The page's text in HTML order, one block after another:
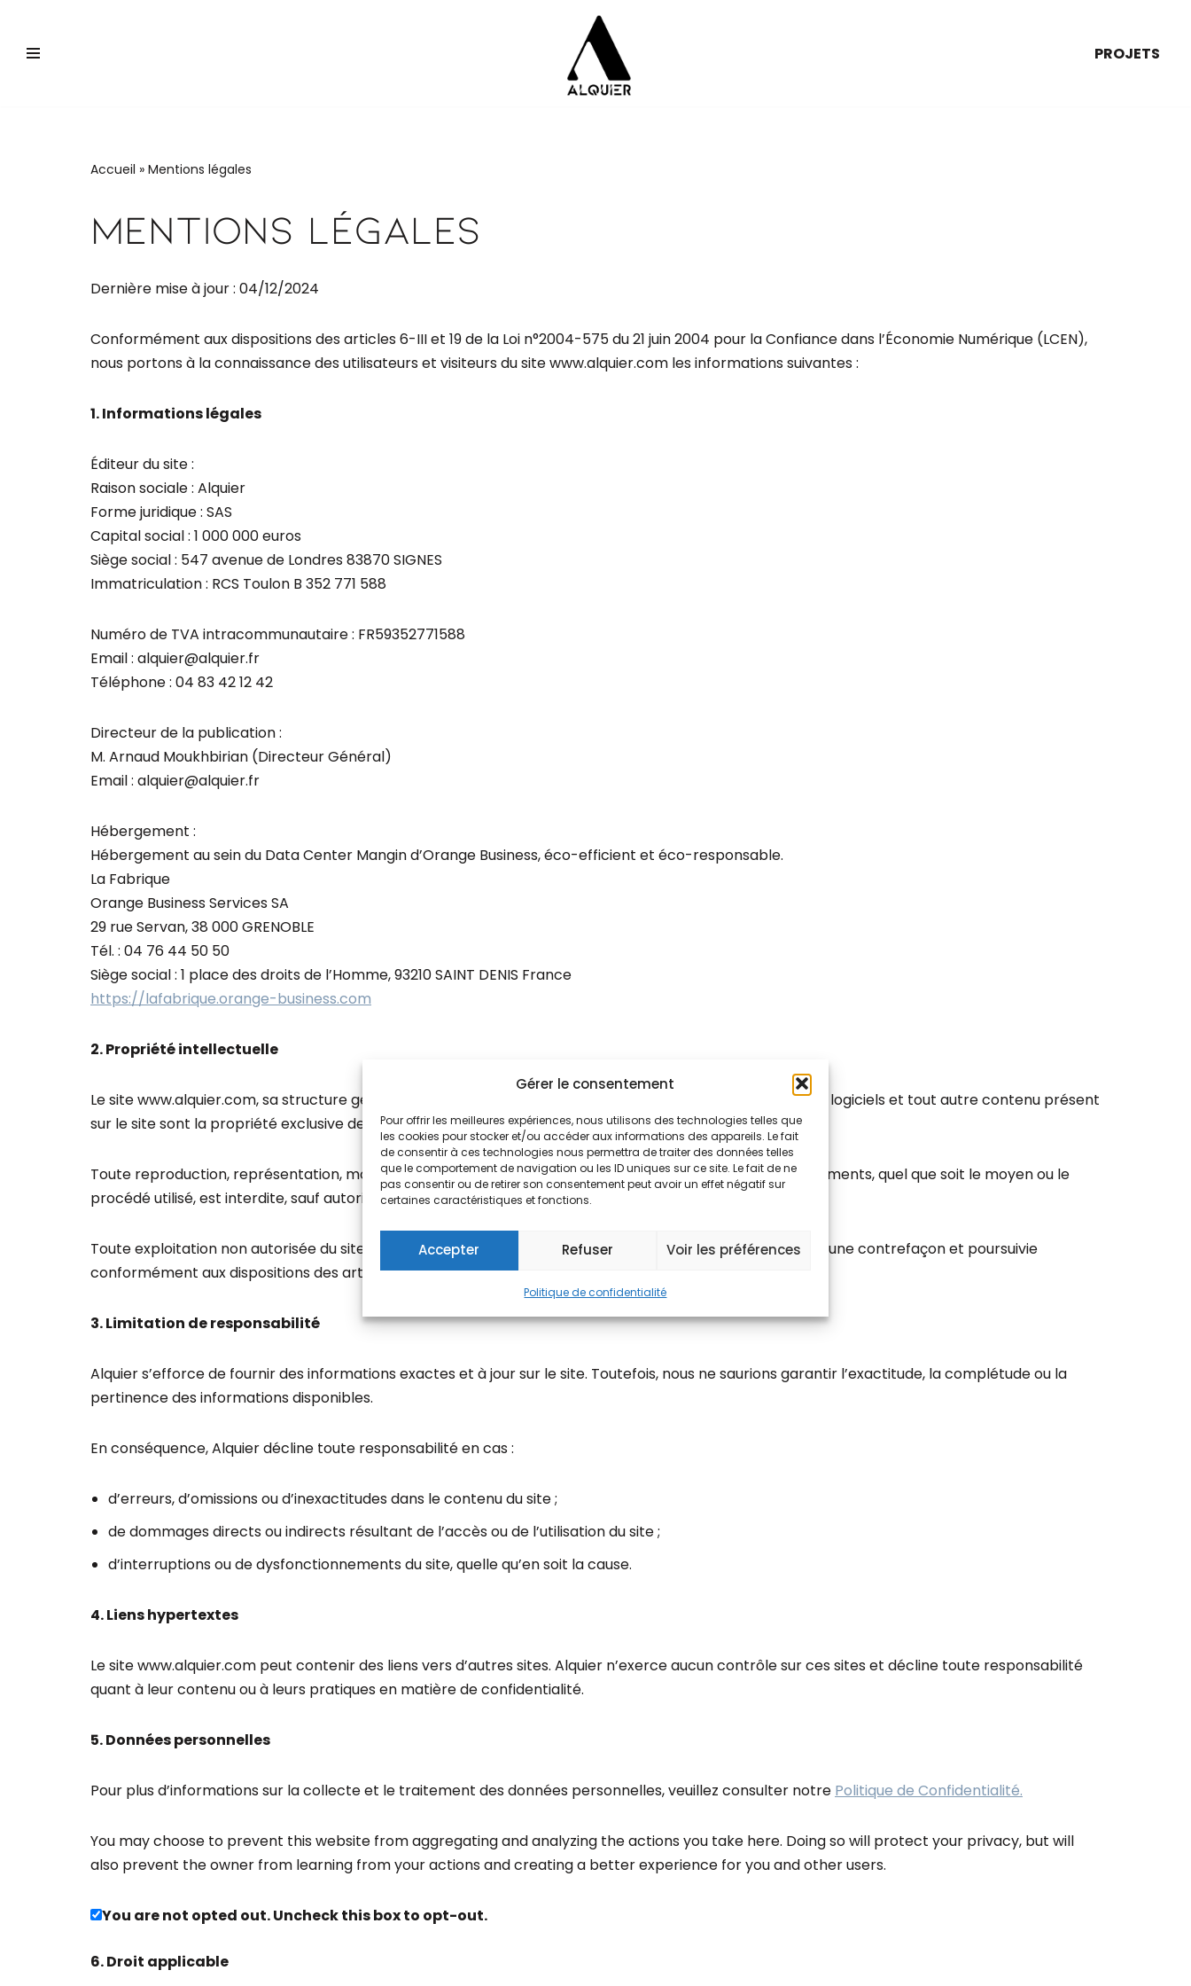
Gérer le consentement
Pour offrir les meilleures expériences, nous utilisons des technologies telles que
les cookies pour stocker et/ou accéder aux informations des appareils. Le fait
de consentir à ces technologies nous permettra de traiter des données telles
que le comportement de navigation ou les ID uniques sur ce site. Le fait de ne
pas consentir ou de retirer son consentement peut avoir un effet négatif sur
certaines caractéristiques et fonctions.
Accepter Refuser Voir les préférences
Politique de confidentialité
Aller
PROJETS
Accueil » Mentions légales
Mentions Légales
Dernière mise à jour : 04/12/2024
Conformément aux dispositions des articles 6-III et 19 de la Loi n°2004-575 du 21 juin 2004 pour la Confiance dans l’Économie Numérique (LCEN),
nous portons à la connaissance des utilisateurs et visiteurs du site www.alquier.com les informations suivantes :
1. Informations légales
Éditeur du site :
Raison sociale : Alquier
Forme juridique : SAS
Capital social : 1 000 000 euros
Siège social : 547 avenue de Londres 83870 SIGNES
Immatriculation : RCS Toulon B 352 771 588
Numéro de TVA intracommunautaire : FR59352771588
Email : alquier@alquier.fr
Téléphone : 04 83 42 12 42
Directeur de la publication :
M. Arnaud Moukhbirian (Directeur Général)
Email : alquier@alquier.fr
Hébergement :
Hébergement au sein du Data Center Mangin d’Orange Business, éco-efficient et éco-responsable.
La Fabrique
Orange Business Services SA
29 rue Servan, 38 000 GRENOBLE
Tél. : 04 76 44 50 50
Siège social : 1 place des droits de l’Homme, 93210 SAINT DENIS France
https://lafabrique.orange-business.com
2. Propriété intellectuelle
Le site www.alquier.com, sa structure générale, ainsi que les textes, images, graphiques, logos, icônes, sons, logiciels et tout autre contenu présent
sur le site sont la propriété exclusive de Alquier ou de ses partenaires.
Toute reproduction, représentation, modification, publication ou adaptation, totale ou partielle, de ces éléments, quel que soit le moyen ou le
procédé utilisé, est interdite, sauf autorisation écrite préalable de Alquier.
Toute exploitation non autorisée du site ou de l’un de ses éléments sera considérée comme constitutive d’une contrefaçon et poursuivie
conformément aux dispositions des articles L.335-2 et suivants du Code de la Propriété Intellectuelle.
3. Limitation de responsabilité
Alquier s’efforce de fournir des informations exactes et à jour sur le site. Toutefois, nous ne saurions garantir l’exactitude, la complétude ou la
pertinence des informations disponibles.
En conséquence, Alquier décline toute responsabilité en cas :
d’erreurs, d’omissions ou d’inexactitudes dans le contenu du site ;
de dommages directs ou indirects résultant de l’accès ou de l’utilisation du site ;
d’interruptions ou de dysfonctionnements du site, quelle qu’en soit la cause.
4. Liens hypertextes
Le site www.alquier.com peut contenir des liens vers d’autres sites. Alquier n’exerce aucun contrôle sur ces sites et décline toute responsabilité
quant à leur contenu ou à leurs pratiques en matière de confidentialité.
5. Données personnelles
Pour plus d’informations sur la collecte et le traitement des données personnelles, veuillez consulter notre Politique de Confidentialité.
You may choose to prevent this website from aggregating and analyzing the actions you take here. Doing so will protect your privacy, but will
also prevent the owner from learning from your actions and creating a better experience for you and other users.
You are not opted out. Uncheck this box to opt-out.
6. Droit applicable